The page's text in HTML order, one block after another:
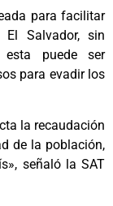
para facilitar
Salvador, sin
esta puede ser
para evadir los
la recaudación
de la población,
señaló la SAT